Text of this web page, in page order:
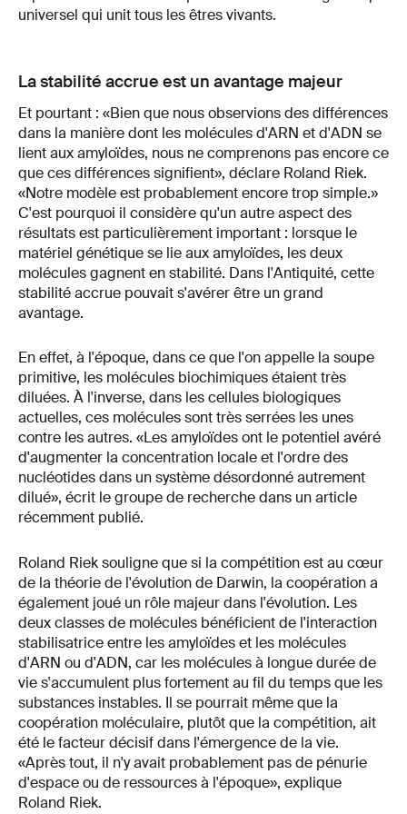
universel qui unit tous les êtres vivants.
La stabilité accrue est un avantage majeur
Et pourtant : «Bien que nous observions des différences
dans la manière dont les molécules d'ARN et d'ADN se
lient aux amyloïdes, nous ne comprenons pas encore ce
que ces différences signifient», déclare Roland Riek.
«Notre modèle est probablement encore trop simple.»
C'est pourquoi il considère qu'un autre aspect des
résultats est particulièrement important : lorsque le
matériel génétique se lie aux amyloïdes, les deux
molécules gagnent en stabilité. Dans l'Antiquité, cette
stabilité accrue pouvait s'avérer être un grand
avantage.
En effet, à l'époque, dans ce que l'on appelle la soupe
primitive, les molécules biochimiques étaient très
diluées. À l'inverse, dans les cellules biologiques
actuelles, ces molécules sont très serrées les unes
contre les autres. «Les amyloïdes ont le potentiel avéré
d'augmenter la concentration locale et l'ordre des
nucléotides dans un système désordonné autrement
dilué», écrit le groupe de recherche dans un article
récemment publié.
Roland Riek souligne que si la compétition est au cœur
de la théorie de l'évolution de Darwin, la coopération a
également joué un rôle majeur dans l'évolution. Les
deux classes de molécules bénéficient de l'interaction
stabilisatrice entre les amyloïdes et les molécules
d'ARN ou d'ADN, car les molécules à longue durée de
vie s'accumulent plus fortement au fil du temps que les
substances instables. Il se pourrait même que la
coopération moléculaire, plutôt que la compétition, ait
été le facteur décisif dans l'émergence de la vie.
«Après tout, il n'y avait probablement pas de pénurie
d'espace ou de ressources à l'époque», explique
Roland Riek.